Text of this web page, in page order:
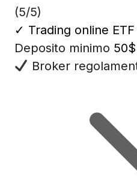
(5/5)
✓ Trading online
Deposito minimo 50$
Broker